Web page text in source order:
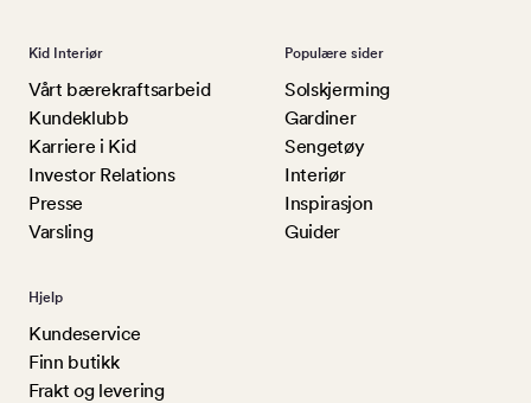
Kid Interiør
Vårt bærekraftsarbeid
Kundeklubb
Karriere i Kid
Investor Relations
Presse
Varsling
Populære sider
Solskjerming
Gardiner
Sengetøy
Interiør
Inspirasjon
Guider
Hjelp
Kundeservice
Finn butikk
Frakt og levering